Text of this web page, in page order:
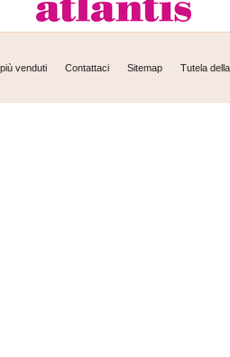
I più venduti Contattaci Sitemap Tutela